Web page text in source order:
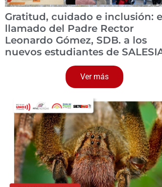
Gratitud, cuidado e inclusión:
llamado del Padre Rector
Leonardo Gómez, SDB. a los
nuevos estudiantes de
Ver más